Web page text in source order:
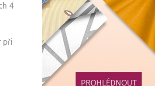
4
při